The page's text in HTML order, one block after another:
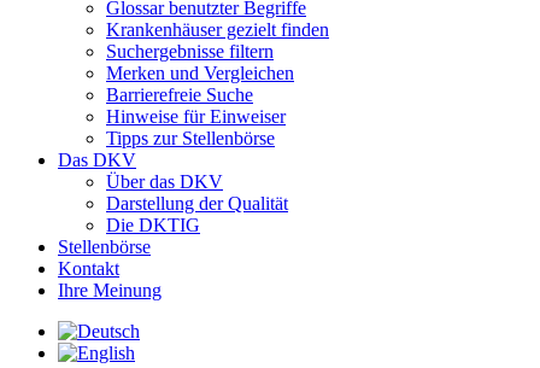
Glossar benutzter Begriffe
Krankenhäuser gezielt finden
Suchergebnisse filtern
Merken und Vergleichen
Barrierefreie Suche
Hinweise für Einweiser
Tipps zur Stellenbörse
Das DKV
Über das DKV
Darstellung der Qualität
Die DKTIG
Stellenbörse
Kontakt
Ihre Meinung